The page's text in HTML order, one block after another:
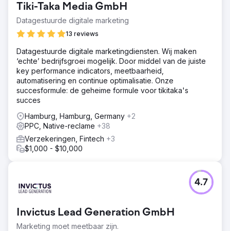
Tiki-Taka Media GmbH
Datagestuurde digitale marketing
13 reviews
Datagestuurde digitale marketingdiensten. Wij maken
‘echte’ bedrijfsgroei mogelijk. Door middel van de juiste
key performance indicators, meetbaarheid,
automatisering en continue optimalisatie. Onze
succesformule: de geheime formule voor tikitaka's
succes
Hamburg, Hamburg, Germany +2
PPC, Native-reclame +38
Verzekeringen, Fintech +3
$1,000 - $10,000
Invictus Lead Generation GmbH
Marketing moet meetbaar zijn.
4.7